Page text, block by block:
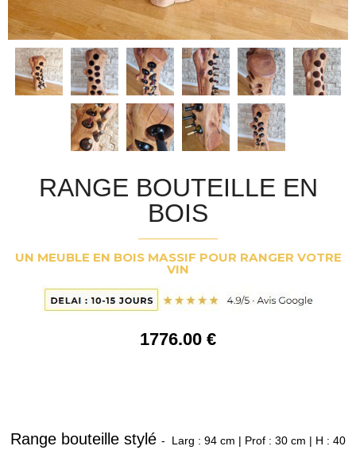
RANGE BOUTEILLE EN
BOIS
UN MEUBLE EN BOIS MASSIF POUR RANGER VOTRE
VIN
1776.00 €
Range bouteille stylé - Larg : 94 cm | Prof : 30 cm | H : 40